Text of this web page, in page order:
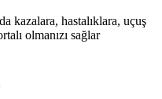
kazalara, hastalıklara, uçuş
olmanızı sağlar